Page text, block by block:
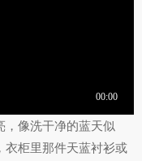
，像洗干净的蓝天似
衣柜里那件天蓝衬衫或